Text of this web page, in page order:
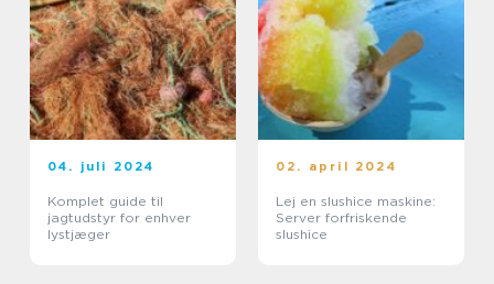
04. juli 2024
Komplet guide til
jagtudstyr for enhver
lystjæger
02. april 2024
Lej en slushice maskine:
Server forfriskende
slushice